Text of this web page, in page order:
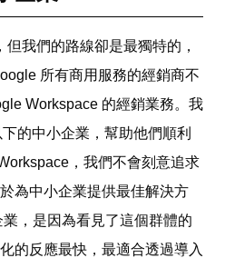
我們的路線卻是最獨特的，
所有商用服務的經銷商不
Workspace 的經銷業務。我
的中小企業，幫助他們順利
，我們不會刻意追求
為中小企業提供最佳解決方
，是因為看見了這個群體的
的反應最快，最適合透過導入